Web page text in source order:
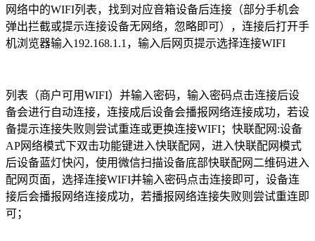
网络中的WIFI列表，找到对应音箱设备后连接（部分手机会
弹出拦截或提示连接设备无网络，忽略即可），连接后打开手
机浏览器输入192.168.1.1，输入后网页提示选择连接WIFI
列表（商户可用WIFI）并输入密码，输入密码点击连接后设
备会进行自动连接，连接成后设备会播报网络连接成功，若设
备提示连接失败则尝试重连或更换连接WIFI；快联配网:设备
AP网络模式下双击功能键进入快联配网，进入快联配网模式
后设备蓝灯快闪，使用微信扫描设备底部快联配网二维码进入
配网页面，选择连接WIFI并输入密码点击连接即可，设备连
接后会播报网络连接成功，若播报网络连接失败则尝试重连即
可；